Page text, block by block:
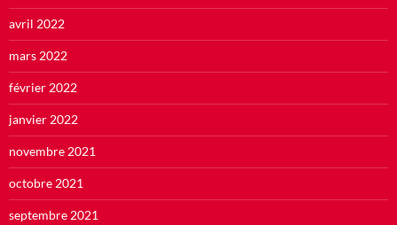
avril 2022
mars 2022
février 2022
janvier 2022
novembre 2021
octobre 2021
septembre 2021